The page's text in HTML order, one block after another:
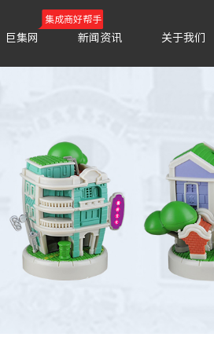
巨集网
集成商好帮手
新闻资讯 关于我们